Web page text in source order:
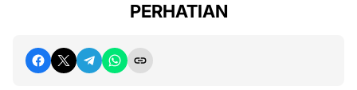
PERHATIAN